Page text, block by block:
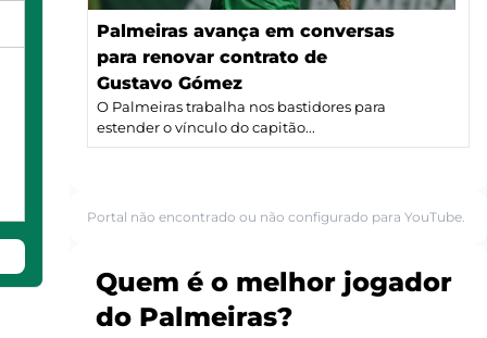
Palmeiras avança em conversas
para renovar contrato de
Gustavo Gómez
O Palmeiras trabalha nos bastidores para
estender o vínculo do capitão...
Portal não encontrado ou não configurado para YouTube.
Quem é o melhor jogador
do Palmeiras?